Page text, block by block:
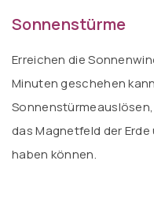
Sonnenstürme
Erreichen die
Minuten geschehen
das Magnetfeld der
haben können.